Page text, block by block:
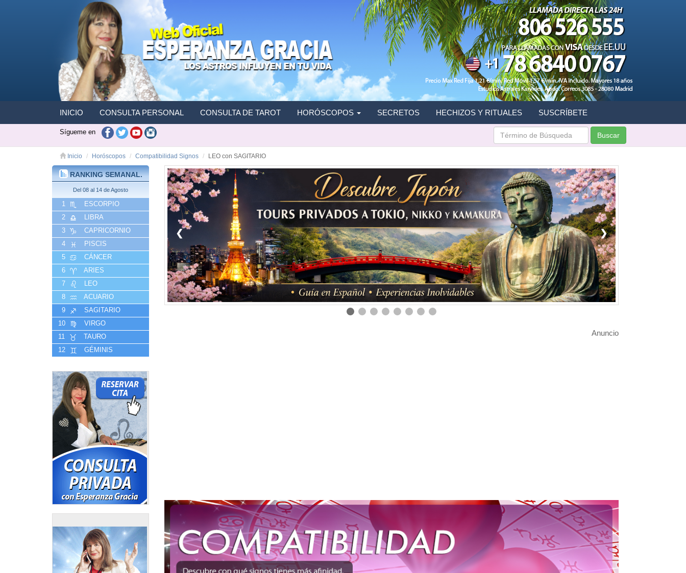
INICIO CONSULTA PERSONAL CONSULTA DE TAROT HORÓSCOPOS SECRETOS HECHIZOS Y RITUALES SUSCRÍBETE
Sígueme en Buscar
Inicio Horóscopos Compatibilidad Signos LEO con SAGITARIO
RANKING SEMANAL.
Del 08 al 14 de Agosto
1
ESCORPIO
2
LIBRA
3
CAPRICORNIO
4
PISCIS
5
CÁNCER
6
ARIES
7
LEO
8
ACUARIO
9
SAGITARIO
10
VIRGO
11
TAURO
12
GÉMINIS
❮ ❯
Anuncio